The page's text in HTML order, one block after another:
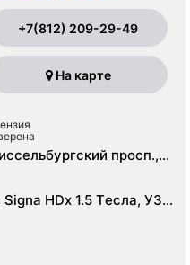
+7(812) 209-29-49
На карте
просп.,
HDх 1.5 Tесла, УЗИ,